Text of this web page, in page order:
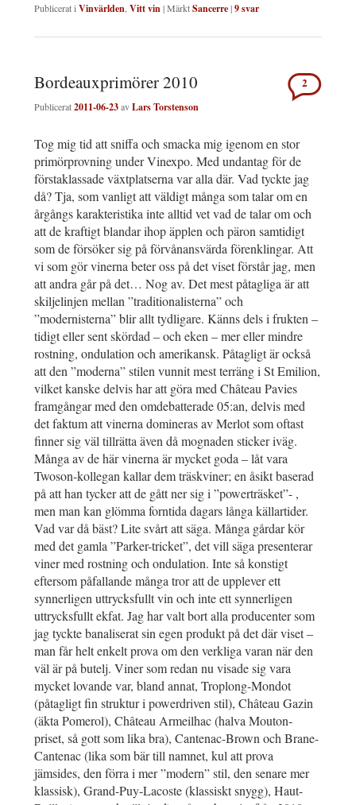
Publicerat i Vinvärlden Vitt vin|MärktSancerre|9svar
Bordeauxprimörer 2010
Publicerat2011-06-23avLars Torstenson
2
Tog mig tid att sniffa och smacka mig igenom en stor
primörprovning under Vinexpo. Med undantag för de
förstaklassade växtplatserna var alla där. Vad tyckte jag
då? Tja, som vanligt att väldigt många som talar om en
årgångs karakteristika inte alltid vet vad de talar om och
att de kraftigt blandar ihop äpplen och päron samtidigt
som de försöker sig på förvånansvärda förenklingar. Att
vi som gör vinerna beter oss på det viset förstår jag, men
att andra går på det… Nog av. Det mest påtagliga är att
skiljelinjen mellan ”traditionalisterna” och
”modernisterna” blir allt tydligare. Känns dels i frukten –
tidigt eller sent skördad – och eken – mer eller mindre
rostning, ondulation och amerikansk. Påtagligt är också
att den ”moderna” stilen vunnit mest terräng i St Emilion,
vilket kanske delvis har att göra med Château Pavies
framgångar med den omdebatterade 05:an, delvis med
det faktum att vinerna domineras av Merlot som oftast
finner sig väl tillrätta även då mognaden sticker iväg.
Många av de här vinerna är mycket goda – låt vara
Twoson-kollegan kallar dem träskviner; en åsikt baserad
på att han tycker att de gått ner sig i ”powerträsket”- ,
men man kan glömma forntida dagars långa källartider.
Vad var då bäst? Lite svårt att säga. Många gårdar kör
med det gamla ”Parker-tricket”, det vill säga presenterar
viner med rostning och ondulation. Inte så konstigt
eftersom påfallande många tror att de upplever ett
synnerligen uttrycksfullt vin och inte ett synnerligen
uttrycksfullt ekfat. Jag har valt bort alla producenter som
jag tyckte banaliserat sin egen produkt på det där viset –
man får helt enkelt prova om den verkliga varan när den
väl är på butelj. Viner som redan nu visade sig vara
mycket lovande var, bland annat, Troplong-Mondot
(påtagligt fin struktur i powerdriven stil), Château Gazin
(äkta Pomerol), Château Armeilhac (halva Mouton-
priset, så gott som lika bra), Cantenac-Brown och Brane-
Cantenac (lika som bär till namnet, kul att prova
jämsides, den förra i mer ”modern” stil, den senare mer
klassisk), Grand-Puy-Lacoste (klassiskt snygg), Haut-